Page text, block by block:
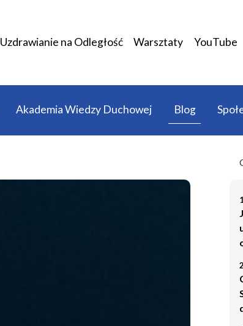
Uzdrawianie na Odległość Warsztaty YouTube
Akademia Wiedzy Duchowej Blog